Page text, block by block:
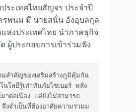
ระเทศไทยสัญจร ประจำปี
รพนม มี นายสนั่น อังอุบลกุล
ห่งประเทศไทย นำภาคธุกิจ
ผู้ประกอบการเข้าร่วมฟัง
นโลยีรู้เท่าทันภัยไซเบอร์ หลัง
าต่อเนื่อง แต่ยังไม่สามารถ
งจำเป็นที่ต้องอาศัยความร่วมม